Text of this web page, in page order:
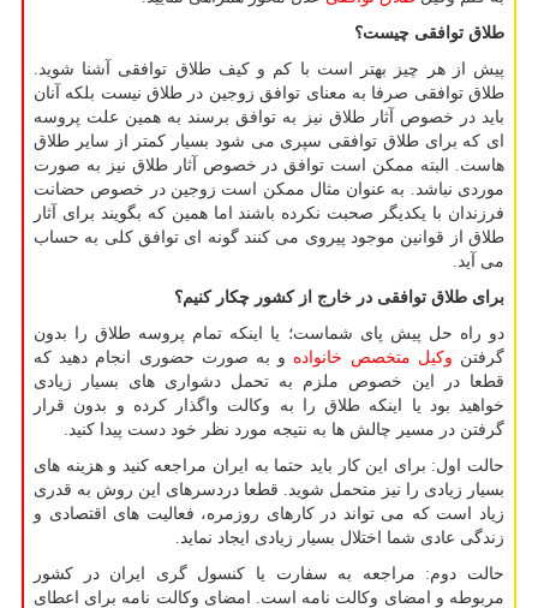
طلاق توافقی چیست؟
پیش از هر چیز بهتر است با کم و کیف طلاق توافقی آشنا شوید.
طلاق توافقی صرفا به معنای توافق زوجین در طلاق نیست بلکه آنان
باید در خصوص آثار طلاق نیز به توافق برسند به همین علت پروسه
ای که برای طلاق توافقی سپری می شود بسیار کمتر از سایر طلاق
هاست. البته ممکن است توافق در خصوص آثار طلاق نیز به صورت
موردی نباشد. به عنوان مثال ممکن است زوجین در خصوص حضانت
فرزندان با یکدیگر صحبت نکرده باشند اما همین که بگویند برای آثار
طلاق از قوانین موجود پیروی می کنند گونه ای توافق کلی به حساب
می آید.
برای طلاق توافقی در خارج از کشور چکار کنیم؟
دو راه حل پیش پای شماست؛ یا اینکه تمام پروسه طلاق را بدون
گرفتن وکیل متخصص خانواده و به صورت حضوری انجام دهید که
قطعا در این خصوص ملزم به تحمل دشواری های بسیار زیادی
خواهید بود یا اینکه طلاق را به وکالت واگذار کرده و بدون قرار
گرفتن در مسیر چالش ها به نتیجه مورد نظر خود دست پیدا کنید.
حالت اول: برای این کار باید حتما به ایران مراجعه کنید و هزینه های
بسیار زیادی را نیز متحمل شوید. قطعا دردسرهای این روش به قدری
زیاد است که می تواند در کارهای روزمره، فعالیت های اقتصادی و
زندگی عادی شما اختلال بسیار زیادی ایجاد نماید.
حالت دوم: مراجعه به سفارت یا کنسول گری ایران در کشور
مربوطه و امضای وکالت نامه است. امضای وکالت نامه برای اعطای